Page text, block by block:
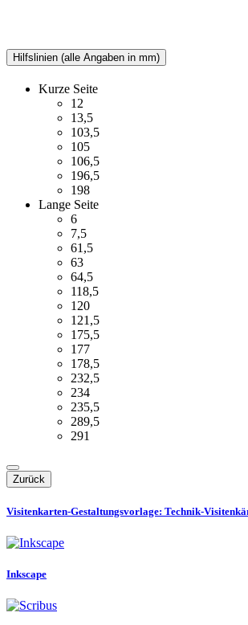
Hilfslinien (alle Angaben in mm)
Kurze Seite
12
13,5
103,5
105
106,5
196,5
198
Lange Seite
6
7,5
61,5
63
64,5
118,5
120
121,5
175,5
177
178,5
232,5
234
235,5
289,5
291
Zurück
Visitenkarten-Gestaltungsvorlage: Technik-
Inkscape